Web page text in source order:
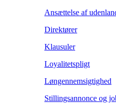
Ansættelse af
Direktører
Klausuler
Loyalitetspligt
Løngennemsigtighed
Stillingsannonce og